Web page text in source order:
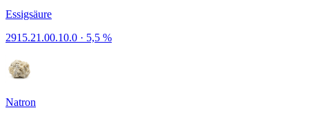
Essigsäure
2915.21.00.10.0 · 5,5 %
Natron